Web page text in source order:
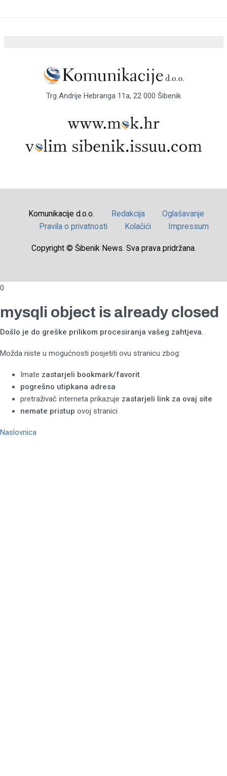
Trg Andrije Hebranga 11a, 22 000 Šibenik
Komunikacije d.o.o. Redakcija
Oglašavanje
Pravila o privatnosti
Kolačići Impressum
Copyright © Šibenik News. Sva prava pridržana.
0
mysqli object is already closed
Došlo je do greške prilikom procesiranja vašeg zahtjeva.
Možda niste u mogućnosti posjetiti ovu stranicu zbog:
Imate zastarjeli bookmark/favorit
pogrešno utipkana adresa
pretraživač interneta prikazuje zastarjeli link za ovaj site
nemate pristup ovoj stranici
Naslovnica